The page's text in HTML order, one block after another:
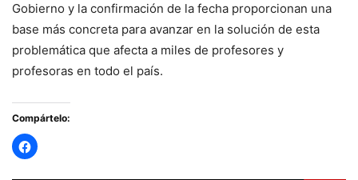
Gobierno y la confirmación de la fecha proporcionan una
base más concreta para avanzar en la solución de esta
problemática que afecta a miles de profesores y
profesoras en todo el país.
Compártelo: